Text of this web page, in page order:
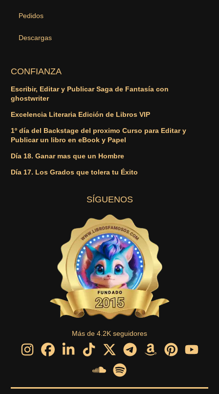
Pedidos
Descargas
CONFIANZA
Escribir, Editar y Publicar Saga de Fantasía con
ghostwriter
Excelencia Literaria Edición de Libros VIP
1º día del Backstage del proximo Curso para Editar y
Publicar un libro en eBook y Papel
Día 18. Ganar mas que un Hombre
Día 17. Los Grados que tolera tu Éxito
SÍGUENOS
Más de 4.2K seguidores